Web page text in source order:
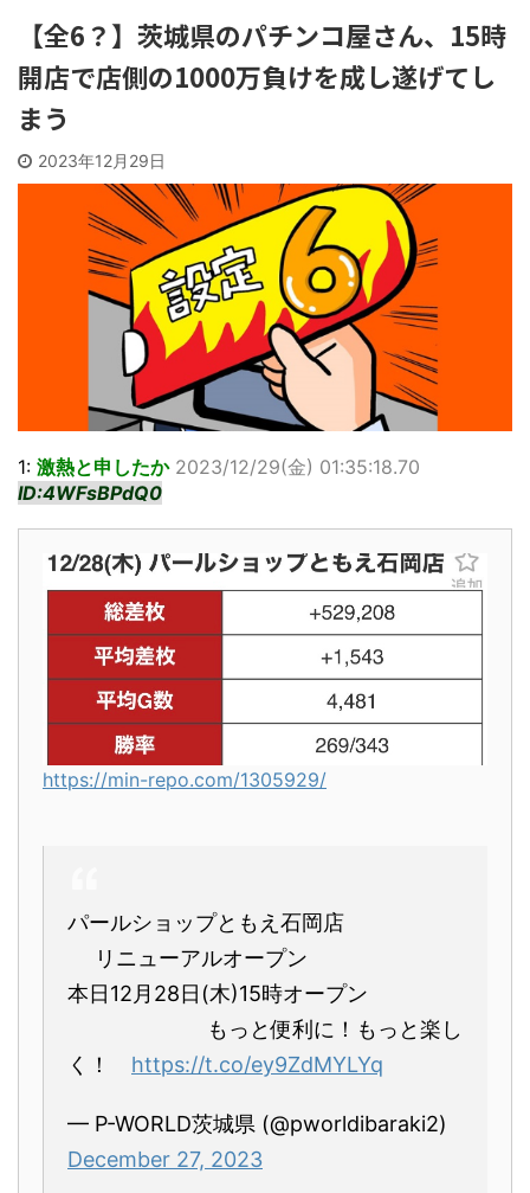
【全6？】茨城県のパチンコ屋さん、15時
開店で店側の1000万負けを成し遂げてし
まう
2023年12月29日
1: 激熱と申したか 2023/12/29(金) 01:35:18.70
ID:4WFsBPdQ0
https://min-repo.com/1305929/
パールショップともえ石岡店
リニューアルオープン
本日12月28日(木)15時オープン
もっと便利に！もっと楽し
く！ https://t.co/ey9ZdMYLYq
— P-WORLD茨城県 (@pworldibaraki2)
December 27, 2023